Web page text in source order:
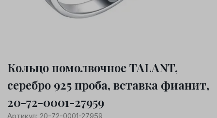
Кольцо помолвочное TALANT,
серебро 925 проба, вставка фианит,
20-72-0001-27959
Артикул: 20-72-0001-27959